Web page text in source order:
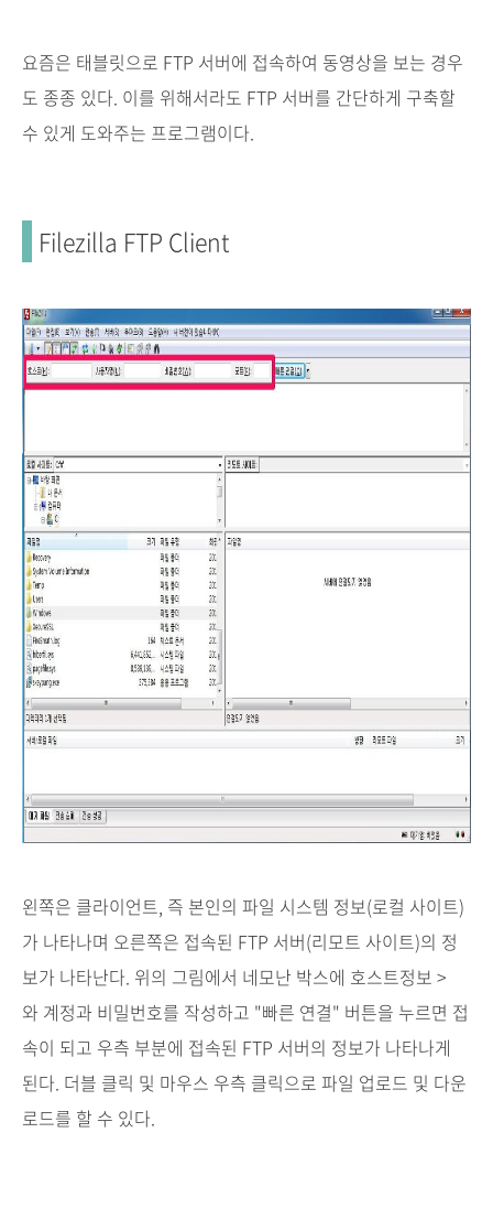
요즘은 태블릿으로 FTP 서버에 접속하여 동영상을 보는 경우
도 종종 있다. 이를 위해서라도 FTP 서버를 간단하게 구축할
수 있게 도와주는 프로그램이다.
Filezilla FTP Client
왼쪽은 클라이언트, 즉 본인의 파일 시스템 정보(로컬 사이트)
가 나타나며 오른쪽은 접속된 FTP 서버(리모트 사이트)의 정
보가 나타난다. 위의 그림에서 네모난 박스에 호스트정보 >
와 계정과 비밀번호를 작성하고 "빠른 연결" 버튼을 누르면 접
속이 되고 우측 부분에 접속된 FTP 서버의 정보가 나타나게
된다. 더블 클릭 및 마우스 우측 클릭으로 파일 업로드 및 다운
로드를 할 수 있다.